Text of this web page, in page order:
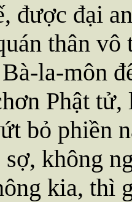
được đại
thân
la-môn
Phật
bỏ phiền
không
kia, thì